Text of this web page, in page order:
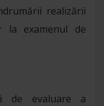
realizării
la examenul de
de evaluare a